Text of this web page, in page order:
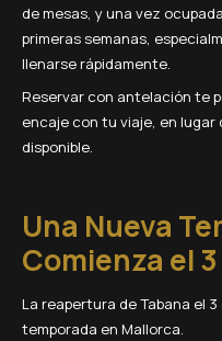
de mesas, y una vez
primeras semanas,
llenarse rápidamente.
Reservar con antelación te
encaje con tu viaje, en
disponible.
Una Nueva
Comienza el
La reapertura de Tabana el
temporada en Mallorca.